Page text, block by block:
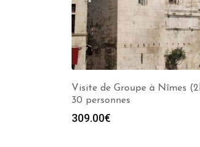
Visite de Groupe à Nîmes
30 personnes
309.00€